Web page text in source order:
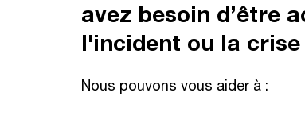
avez besoin d’être
l'incident ou la crise
Nous pouvons vous aider à :